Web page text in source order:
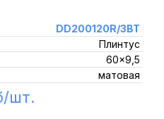
DD200120R/3BT
Плинтус
60x9,5
матовая
шт.